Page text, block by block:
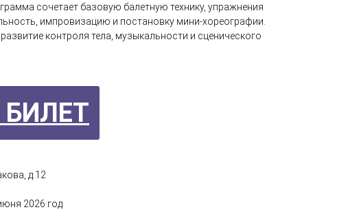
сочетает базовую балетную технику, упражнения
импровизацию и постановку мини‑хореографии.
контроля тела, музыкальности и сценического
д.12
2026 год